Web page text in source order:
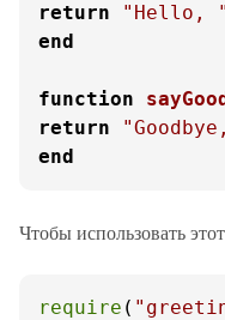
return
"Hello, "
end
function
return
end
Чтобы использовать
require (